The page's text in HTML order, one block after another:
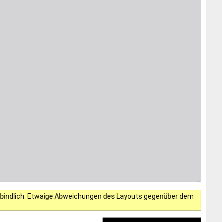
Etwaige Abweichungen des Layouts gegenüber dem